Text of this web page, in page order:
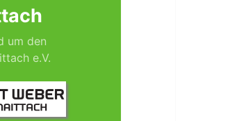
um den
e.V.